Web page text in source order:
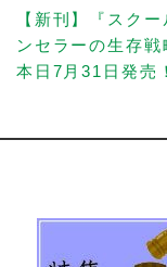
【新刊】『スクー
ンセラーの生存戦
本日7月31日発売！